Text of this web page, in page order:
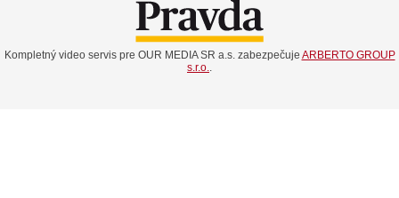
Kompletný video servis pre OUR MEDIA SR a.s. zabezpečuje ARBERTO GROUP
s.r.o..